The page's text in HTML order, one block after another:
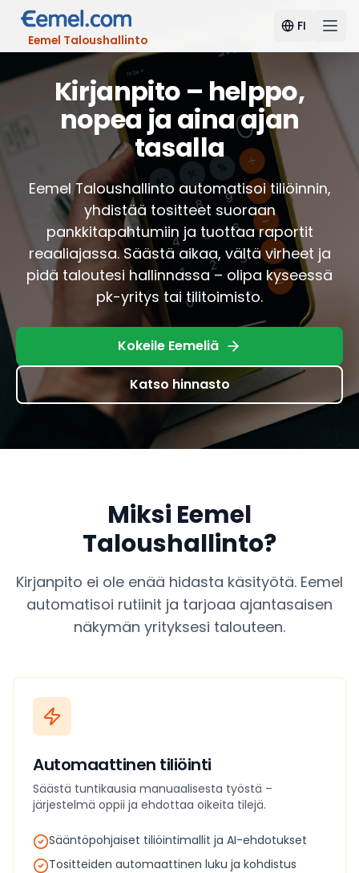
Eemel Taloushallinto
FI
Kirjanpito – helppo,
nopea ja aina ajan
tasalla
Eemel Taloushallinto automatisoi tiliöinnin,
yhdistää tositteet suoraan
pankkitapahtumiin ja tuottaa raportit
reaaliajassa. Säästä aikaa, vältä virheet ja
pidä taloutesi hallinnassa – olipa kyseessä
pk-yritys tai tilitoimisto.
Kokeile Eemeliä
Katso hinnasto
Miksi Eemel
Taloushallinto?
Kirjanpito ei ole enää hidasta käsityötä. Eemel
automatisoi rutiinit ja tarjoaa ajantasaisen
näkymän yrityksesi talouteen.
Automaattinen tiliöinti
Säästä tuntikausia manuaalisesta työstä –
järjestelmä oppii ja ehdottaa oikeita tilejä.
Sääntöpohjaiset tiliöintimallit ja AI-ehdotukset
Tositteiden automaattinen luku ja kohdistus